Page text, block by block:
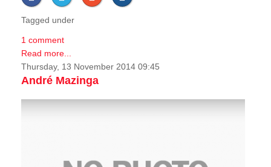
Tagged under
1 comment
Read more...
Thursday, 13 November 2014 09:45
André Mazinga